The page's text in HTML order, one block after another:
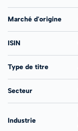
Marché d'origine
ISIN
Type de titre
Secteur
Industrie